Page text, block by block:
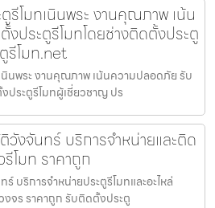
รีโมทเนินพระ งานคุณภาพ เน้น
ประตูรีโมทโดยช่างติดตั้งประตู
รีโมท.net
นินพระ งานคุณภาพ เน้นความปลอดภัย รับ
ประตูรีโมทผู้เชี่ยวชาญ ปร
งจันทร์ บริการจำหน่ายและติด
โมท ราคาถูก
บริการจำหน่ายประตูรีโมทและอะไหล่
จร ราคาถูก รับติดตั้งประตู